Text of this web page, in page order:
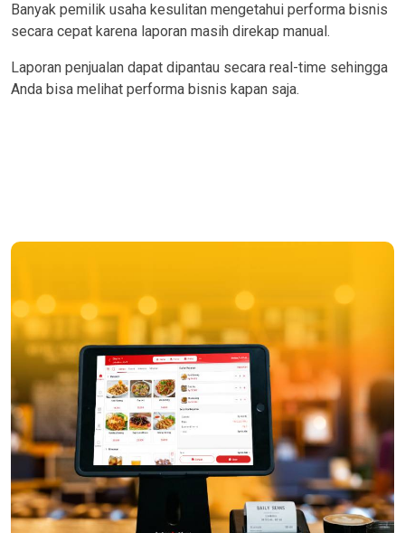
Banyak pemilik usaha kesulitan mengetahui performa bisnis
secara cepat karena laporan masih direkap manual.
Laporan penjualan dapat dipantau secara real-time sehingga
Anda bisa melihat performa bisnis kapan saja.